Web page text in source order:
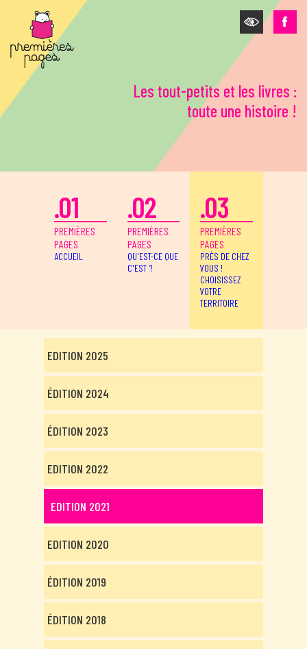
Aller au contenu principal
Les tout-petits et les livres :
toute une histoire !
.01
PREMIÈRES
PAGES
ACCUEIL
.02
PREMIÈRES
PAGES
QU'EST-CE QUE
C'EST ?
.03
PREMIÈRES
PAGES
PRÈS DE CHEZ
VOUS !
CHOISISSEZ
VOTRE
TERRITOIRE
EDITION 2025
ÉDITION 2024
ÉDITION 2023
EDITION 2022
EDITION 2021
EDITION 2020
ÉDITION 2019
ÉDITION 2018